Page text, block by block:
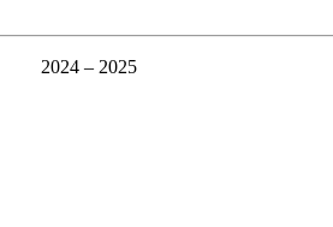
2024 – 2025